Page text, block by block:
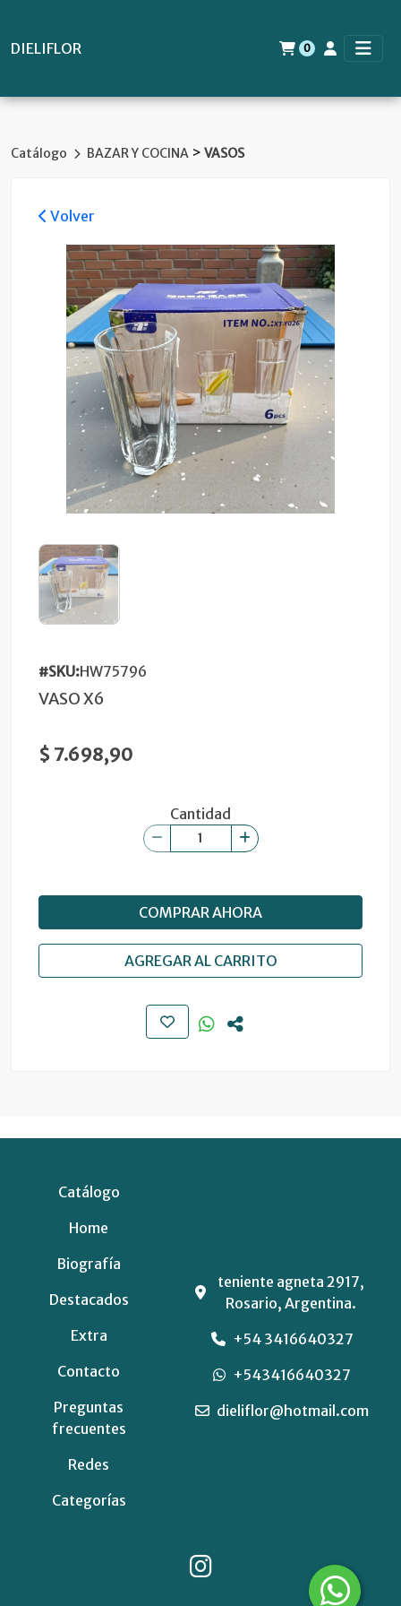
DIELIFLOR 0
Catálogo BAZAR Y COCINA > VASOS
Volver
#SKU:HW75796
VASO X6
$ 7.698,90
Cantidad
COMPRAR AHORA
AGREGAR AL CARRITO
Catálogo
Home
Biografía
Destacados
Extra
Contacto
Preguntas
frecuentes
Redes
Categorías
teniente agneta 2917,
Rosario, Argentina.
+54 3416640327
+543416640327
dieliflor@hotmail.com